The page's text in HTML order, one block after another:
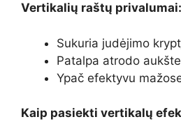
Vertikalių raštų privalumai:
Sukuria judėjimo
Patalpa atrodo
Ypač efektyvu
Kaip pasiekti vertikalų